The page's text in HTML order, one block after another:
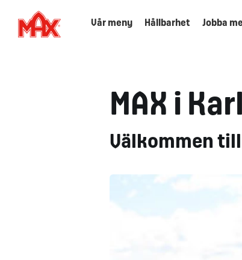
Vår meny Hållbarhet Jobba
MAX i
Välkommen till